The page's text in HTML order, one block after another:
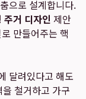
으로 설계합니다.
주거 디자인 제안
만들어주는 핵
달려있다고 해도
철거하고 가구